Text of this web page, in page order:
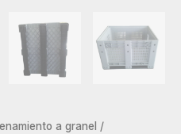
a granel /